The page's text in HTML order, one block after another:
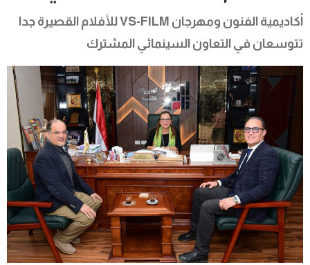
أكاديمية الفنون ومهرجان VS-FILM للأفلام القصيرة جدا
تتوسعان في التعاون السينمائي المشترك